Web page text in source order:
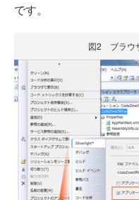
です。
図2 ブラウ